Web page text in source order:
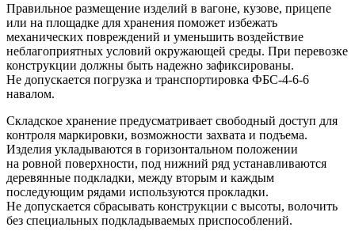
Правильное размещение изделий в вагоне, кузове, прицепе
или на площадке для хранения поможет избежать
механических повреждений и уменьшить воздействие
неблагоприятных условий окружающей среды. При перевозке
конструкции должны быть надежно зафиксированы.
Не допускается погрузка и транспортировка ФБС-4-6-6
навалом.
Складское хранение предусматривает свободный доступ для
контроля маркировки, возможности захвата и подъема.
Изделия укладываются в горизонтальном положении
на ровной поверхности, под нижний ряд устанавливаются
деревянные подкладки, между вторым и каждым
последующим рядами используются прокладки.
Не допускается сбрасывать конструкции с высоты, волочить
без специальных подкладываемых приспособлений.